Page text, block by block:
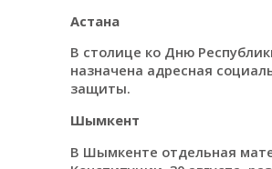
Астана
В столице ко Дню
назначена адресная
защиты.
Шымкент
В Шымкенте отдельная